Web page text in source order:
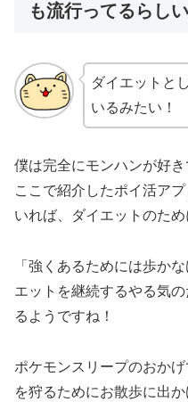
も流行ってるらしい
ダイエットと
いるみたい！
僕は完全にモンハンが好
ここで紹介したポイ活ア
いれば、ダイエットのた
「強くあるためには歩か
エットを継続するやる気
るようですね！
ポケモンスリープのおか
を狩るためにお散歩に出